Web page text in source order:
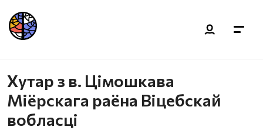
Хутар з в. Цімошкава
Міёрскага раёна Віцебскай
вобласці